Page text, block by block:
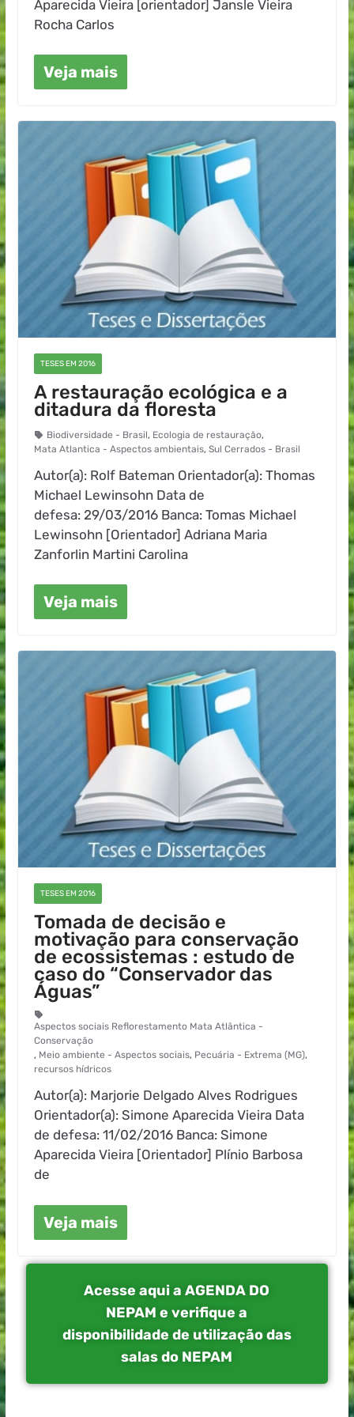
Aparecida Vieira [orientador] Jansle Vieira
Rocha Carlos
Veja mais
TESES EM 2016
A restauração ecológica e a
ditadura da floresta
Biodiversidade - Brasil, Ecologia de restauração,
Mata Atlantica - Aspectos ambientais, Sul Cerrados - Brasil
Autor(a): Rolf Bateman Orientador(a): Thomas
Michael Lewinsohn Data de
defesa: 29/03/2016 Banca: Tomas Michael
Lewinsohn [Orientador] Adriana Maria
Zanforlin Martini Carolina
Veja mais
TESES EM 2016
Tomada de decisão e
motivação para conservação
de ecossistemas : estudo de
caso do “Conservador das
Águas”
Aspectos sociais Reflorestamento Mata Atlântica -
Conservação
, Meio ambiente - Aspectos sociais, Pecuária - Extrema (MG),
recursos hídricos
Autor(a): Marjorie Delgado Alves Rodrigues
Orientador(a): Simone Aparecida Vieira Data
de defesa: 11/02/2016 Banca: Simone
Aparecida Vieira [Orientador] Plínio Barbosa
de
Veja mais
Acesse aqui a AGENDA DO
NEPAM e verifique a
disponibilidade de utilização das
salas do NEPAM